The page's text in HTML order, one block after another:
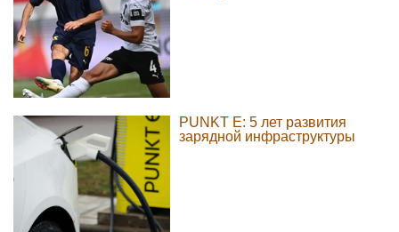
PUNKT E: 5 лет развития
зарядной инфраструктуры